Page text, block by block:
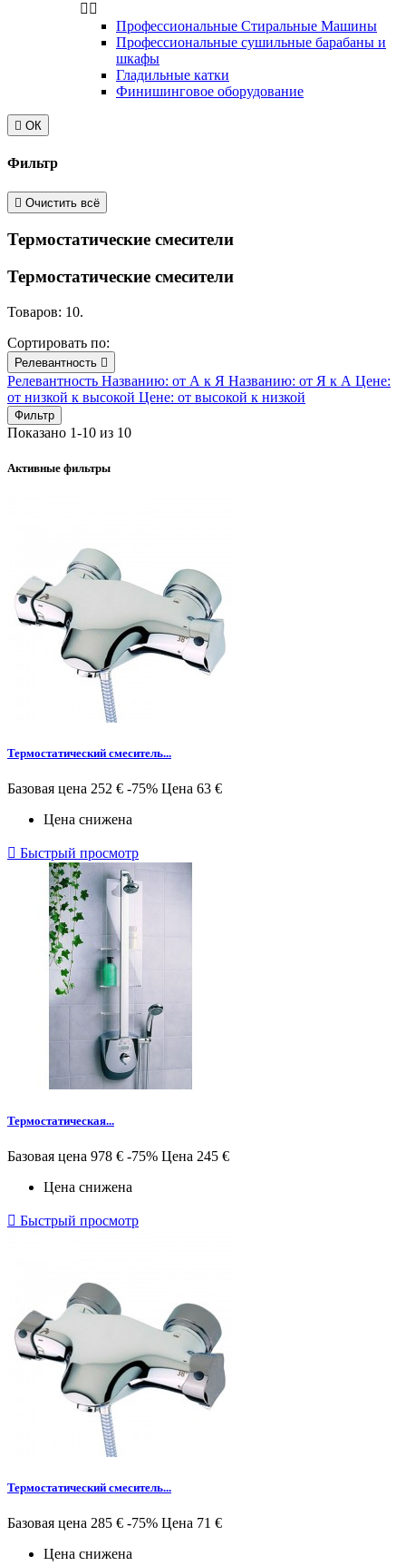
 
Профессиональные Стиральные Машины
Профессиональные сушильные барабаны и
шкафы
Гладильные катки
Финишинговое оборудование
 ОК
Фильтр
 Очистить всё
Термостатические смесители
Термостатические смесители
Товаров: 10.
Сортировать по:
Релевантность 
Релевантность Названию: от А к Я Названию: от Я к А Цене:
от низкой к высокой Цене: от высокой к низкой
Фильтр
Показано 1-10 из 10
Активные фильтры
Термостатический смеситель...
Базовая цена 252 € -75% Цена 63 €
Цена снижена
 Быстрый просмотр
Термостатическая...
Базовая цена 978 € -75% Цена 245 €
Цена снижена
 Быстрый просмотр
Термостатический смеситель...
Базовая цена 285 € -75% Цена 71 €
Цена снижена